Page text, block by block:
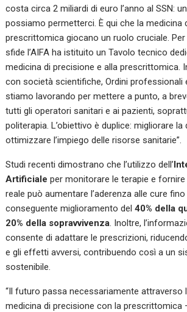
costa circa 2 miliardi di euro l’anno al SSN:
possiamo permetterci. È qui che la medicina
prescrittomica giocano un ruolo cruciale.
sfide l’AIFA ha istituito un Tavolo tecnico
medicina di precisione e alla prescrittomica.
con società scientifiche, Ordini professionali
stiamo lavorando per mettere a punto, a
tutti gli operatori sanitari e ai pazienti,
politerapia. L’obiettivo è duplice: migliorare la
ottimizzare l’impiego delle risorse sanitarie”.
Studi recenti dimostrano che l’utilizzo dell’
Artificiale per monitorare le terapie e
reale può aumentare l’aderenza alle cure fino
conseguente miglioramento del40% della
20% della sopravvivenza. Inoltre,
consente di adattare le prescrizioni,
e gli effetti avversi, contribuendo così a un
sostenibile.
“Il futuro passa necessariamente attraverso
medicina di precisione con la prescrittomica